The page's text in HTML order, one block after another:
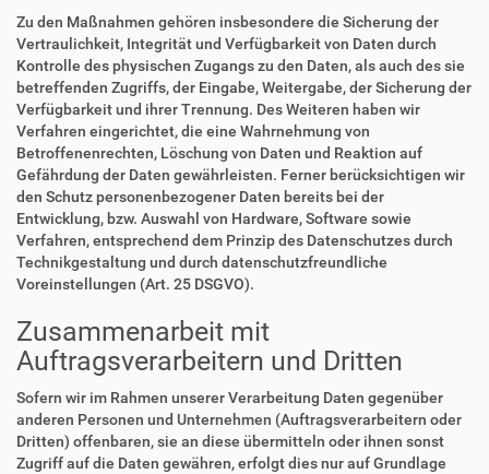
Zu den Maßnahmen gehören insbesondere die Sicherung der
Vertraulichkeit, Integrität und Verfügbarkeit von Daten durch
Kontrolle des physischen Zugangs zu den Daten, als auch des sie
betreffenden Zugriffs, der Eingabe, Weitergabe, der Sicherung der
Verfügbarkeit und ihrer Trennung. Des Weiteren haben wir
Verfahren eingerichtet, die eine Wahrnehmung von
Betroffenenrechten, Löschung von Daten und Reaktion auf
Gefährdung der Daten gewährleisten. Ferner berücksichtigen wir
den Schutz personenbezogener Daten bereits bei der
Entwicklung, bzw. Auswahl von Hardware, Software sowie
Verfahren, entsprechend dem Prinzip des Datenschutzes durch
Technikgestaltung und durch datenschutzfreundliche
Voreinstellungen (Art. 25 DSGVO).
Zusammenarbeit mit
Auftragsverarbeitern und Dritten
Sofern wir im Rahmen unserer Verarbeitung Daten gegenüber
anderen Personen und Unternehmen (Auftragsverarbeitern oder
Dritten) offenbaren, sie an diese übermitteln oder ihnen sonst
Zugriff auf die Daten gewähren, erfolgt dies nur auf Grundlage